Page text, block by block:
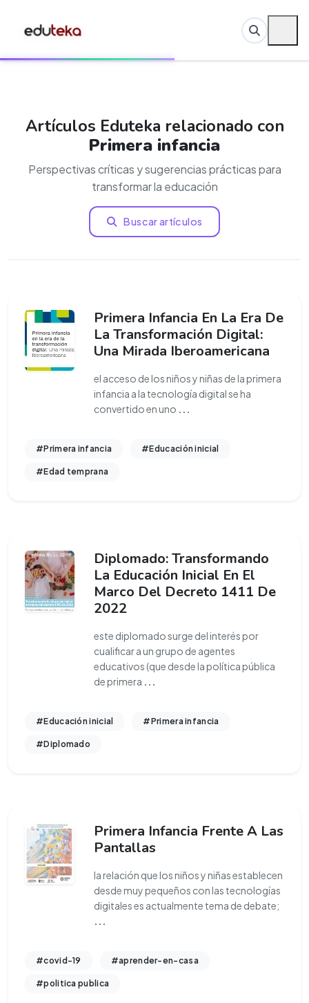
Artículos Eduteka relacionado con
Primera infancia
Perspectivas críticas y sugerencias prácticas para
transformar la educación
Buscar artículos
Primera Infancia En La Era De
La Transformación Digital:
Una Mirada Iberoamericana
el acceso de los niños y niñas de la primera
infancia a la tecnología digital se ha
convertido en uno ...
#Primera infancia #Educación inicial
#Edad temprana
Diplomado: Transformando
La Educación Inicial En El
Marco Del Decreto 1411 De
2022
este diplomado surge del interés por
cualificar a un grupo de agentes
educativos (que desde la política pública
de primera ...
#Educación inicial #Primera infancia
#Diplomado
Primera Infancia Frente A Las
Pantallas
la relación que los niños y niñas establecen
desde muy pequeños con las tecnologías
digitales es actualmente tema de debate;
...
#covid-19 #aprender-en-casa
#politica publica